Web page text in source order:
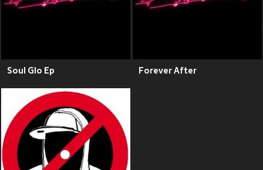
Soul Glo Ep Forever After